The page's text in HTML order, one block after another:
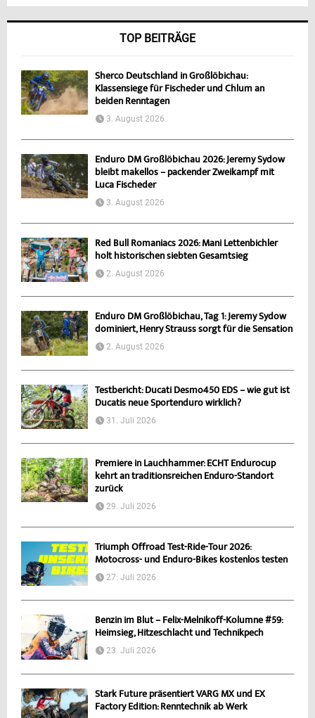
TOP BEITRÄGE
Sherco Deutschland in Großlöbichau:
Klassensiege für Fischeder und Chlum an
beiden Renntagen
3. August 2026
Enduro DM Großlöbichau 2026: Jeremy Sydow
bleibt makellos – packender Zweikampf mit
Luca Fischeder
3. August 2026
Red Bull Romaniacs 2026: Mani Lettenbichler
holt historischen siebten Gesamtsieg
2. August 2026
Enduro DM Großlöbichau, Tag 1: Jeremy Sydow
dominiert, Henry Strauss sorgt für die Sensation
2. August 2026
Testbericht: Ducati Desmo450 EDS – wie gut ist
Ducatis neue Sportenduro wirklich?
31. Juli 2026
Premiere in Lauchhammer: ECHT Endurocup
kehrt an traditionsreichen Enduro-Standort
zurück
29. Juli 2026
Triumph Offroad Test-Ride-Tour 2026:
Motocross- und Enduro-Bikes kostenlos testen
27. Juli 2026
Benzin im Blut – Felix-Melnikoff-Kolumne #59:
Heimsieg, Hitzeschlacht und Technikpech
23. Juli 2026
Stark Future präsentiert VARG MX und EX
Factory Edition: Renntechnik ab Werk